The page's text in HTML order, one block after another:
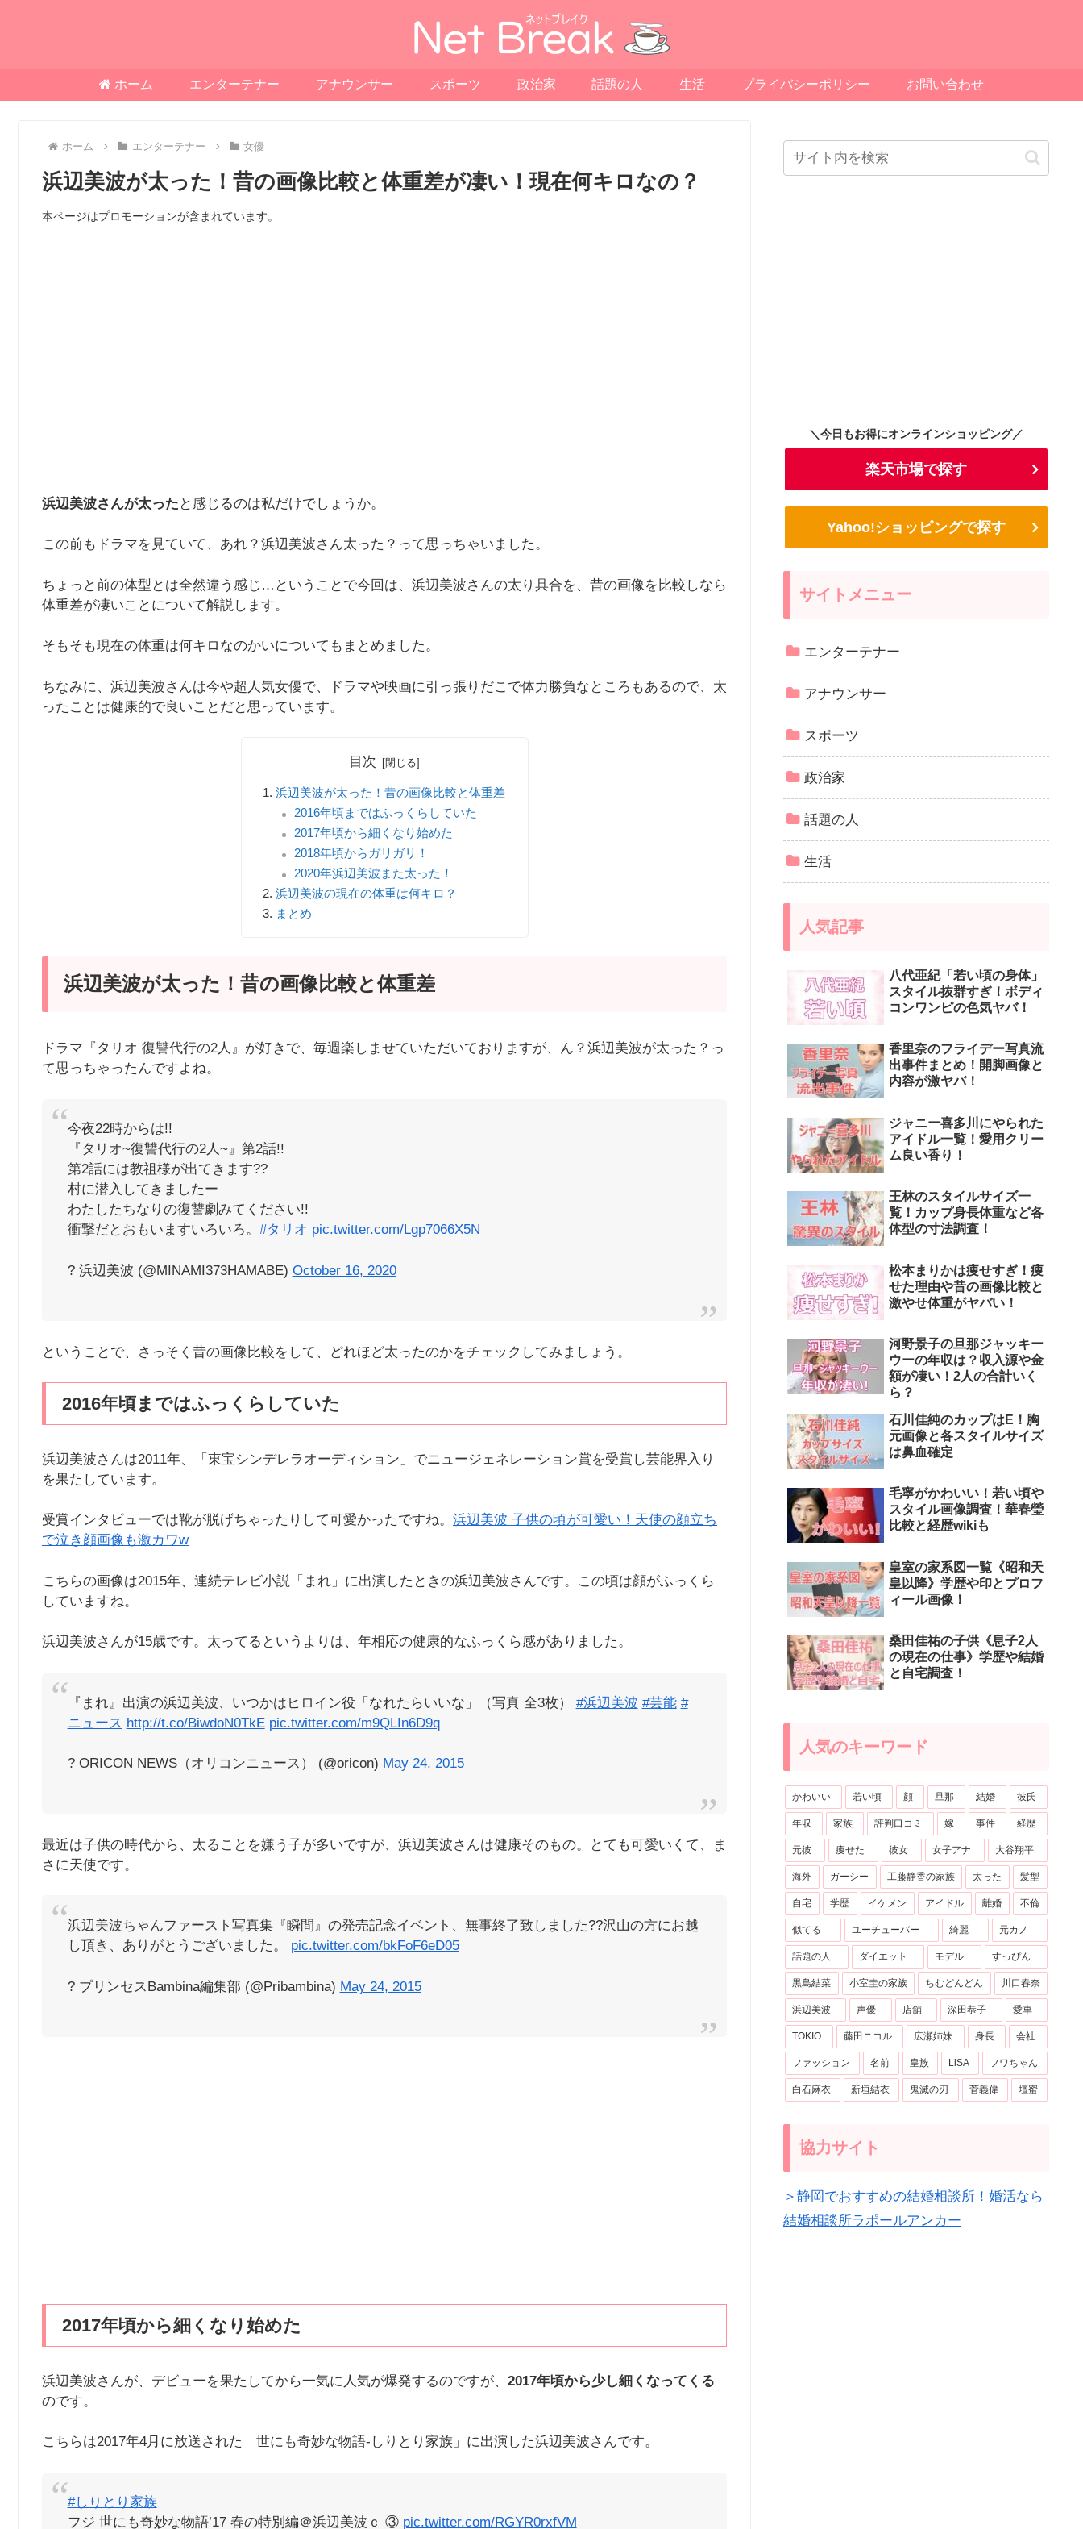
ホーム エンターテナー アナウンサー スポーツ 政治家 話題の人 生活 プライバシーポリシー お問い合わせ
ホーム エンターテナー 女優
浜辺美波が太った！昔の画像比較と体重差が凄い！現在何キロなの？
本ページはプロモーションが含まれています。
浜辺美波さんが太った と感じるのは私だけでしょうか。
この前もドラマを見ていて、あれ？浜辺美波さん太った？って思っちゃいました。
ちょっと前の体型とは全然違う感じ…ということで今回は、浜辺美波さんの太り具合を、昔の画像を比較しなら
体重差が凄いことについて解説します。
そもそも現在の体重は何キロなのかいについてもまとめました。
ちなみに、浜辺美波さんは今や超人気女優で、ドラマや映画に引っ張りだこで体力勝負なところもあるので、太
ったことは健康的で良いことだと思っています。
目次
浜辺美波が太った！昔の画像比較と体重差
2016年頃まではふっくらしていた
2017年頃から細くなり始めた
2018年頃からガリガリ！
2020年浜辺美波また太った！
浜辺美波の現在の体重は何キロ？
まとめ
浜辺美波が太った！昔の画像比較と体重差
ドラマ『タリオ 復讐代行の2人』が好きで、毎週楽しませていただいておりますが、ん？浜辺美波が太った？っ
て思っちゃったんですよね。
今夜22時からは!!
『タリオ~復讐代行の2人~』第2話!!
第2話には教祖様が出てきます??
村に潜入してきましたー
わたしたちなりの復讐劇みてください!!
衝撃だとおもいますいろいろ。 #タリオ pic.twitter.com/Lgp7066X5N
? 浜辺美波 (@MINAMI373HAMABE) October 16, 2020
ということで、さっそく昔の画像比較をして、どれほど太ったのかをチェックしてみましょう。
2016年頃まではふっくらしていた
浜辺美波さんは2011年、「東宝シンデレラオーディション」でニュージェネレーション賞を受賞し芸能界入り
を果たしています。
受賞インタビューでは靴が脱げちゃったりして可愛かったですね。 浜辺美波 子供の頃が可愛い！天使の顔立ち
で泣き顔画像も激カワw
こちらの画像は2015年、連続テレビ小説「まれ」に出演したときの浜辺美波さんです。この頃は顔がふっくら
していますね。
浜辺美波さんが15歳です。太ってるというよりは、年相応の健康的なふっくら感がありました。
『まれ』出演の浜辺美波、いつかはヒロイン役「なれたらいいな」（写真 全3枚） #浜辺美波 #芸能 #
ニュース http://t.co/BiwdoN0TkE pic.twitter.com/m9QLIn6D9q
? ORICON NEWS（オリコンニュース） (@oricon) May 24, 2015
最近は子供の時代から、太ることを嫌う子が多いですが、浜辺美波さんは健康そのもの。とても可愛いくて、ま
さに天使です。
浜辺美波ちゃんファースト写真集『瞬間』の発売記念イベント、無事終了致しました??沢山の方にお越
し頂き、ありがとうございました。 pic.twitter.com/bkFoF6eD05
? プリンセスBambina編集部 (@Pribambina) May 24, 2015
2017年頃から細くなり始めた
浜辺美波さんが、デビューを果たしてから一気に人気が爆発するのですが、 2017年頃から少し細くなってくる
のです。
こちらは2017年4月に放送された「世にも奇妙な物語-しりとり家族」に出演した浜辺美波さんです。
#しりとり家族
フジ 世にも奇妙な物語’17 春の特別編＠浜辺美波ｃ ③ pic.twitter.com/RGYR0rxfVM
＼今日もお得にオンラインショッピング／
楽天市場で探す
Yahoo!ショッピングで探す
サイトメニュー
エンターテナー
アナウンサー
スポーツ
政治家
話題の人
生活
人気記事
八代亜紀「若い頃の身体」
スタイル抜群すぎ！ボディ
コンワンピの色気ヤバ！
香里奈のフライデー写真流
出事件まとめ！開脚画像と
内容が激ヤバ！
ジャニー喜多川にやられた
アイドル一覧！愛用クリー
ム良い香り！
王林のスタイルサイズ一
覧！カップ身長体重など各
体型の寸法調査！
松本まりかは痩せすぎ！痩
せた理由や昔の画像比較と
激やせ体重がヤバい！
河野景子の旦那ジャッキー
ウーの年収は？収入源や金
額が凄い！2人の合計いく
ら？
石川佳純のカップはE！胸
元画像と各スタイルサイズ
は鼻血確定
毛寧がかわいい！若い頃や
スタイル画像調査！華春瑩
比較と経歴wikiも
皇室の家系図一覧《昭和天
皇以降》学歴や印とプロフ
ィール画像！
桑田佳祐の子供《息子2人
の現在の仕事》学歴や結婚
と自宅調査！
人気のキーワード
かわいい 若い頃 顔 旦那 結婚 彼氏
年収 家族 評判口コミ 嫁 事件 経歴
元彼 痩せた 彼女 女子アナ 大谷翔平
海外 ガーシー 工藤静香の家族 太った 髪型
自宅 学歴 イケメン アイドル 離婚 不倫
似てる ユーチューバー 綺麗 元カノ
話題の人 ダイエット モデル すっぴん
黒島結菜 小室圭の家族 ちむどんどん 川口春奈
浜辺美波 声優 店舗 深田恭子 愛車
TOKIO 藤田ニコル 広瀬姉妹 身長 会社
ファッション 名前 皇族 LiSA フワちゃん
白石麻衣 新垣結衣 鬼滅の刃 菅義偉 壇蜜
協力サイト
＞静岡でおすすめの結婚相談所！婚活なら
結婚相談所ラポールアンカー